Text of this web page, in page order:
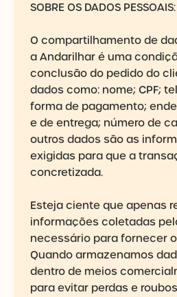
SOBRE OS DADOS PESSOAIS:
O compartilhamento de
a Andarilhar é uma
conclusão do pedido do
dados como: nome; CPF;
forma de pagamento;
e de entrega; número de
outros dados são as
exigidas para que a
concretizada.
Esteja ciente que apenas
informações coletadas
necessário para fornecer
Quando armazenamos
dentro de meios
para evitar perdas e